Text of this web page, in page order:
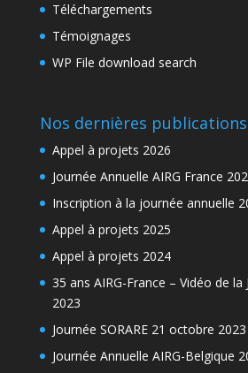
Téléchargements
Témoignages
WP File download search
Nos dernières publications
Appel à projets 2026
Journée Annuelle AIRG France
Inscription à la journée annuelle
Appel à projets 2025
Appel à projets 2024
35 ans AIRG-France – Vidéo de la
2023
Journée SORARE 21 octobre 2023
Journée Annuelle AIRG-Belgique